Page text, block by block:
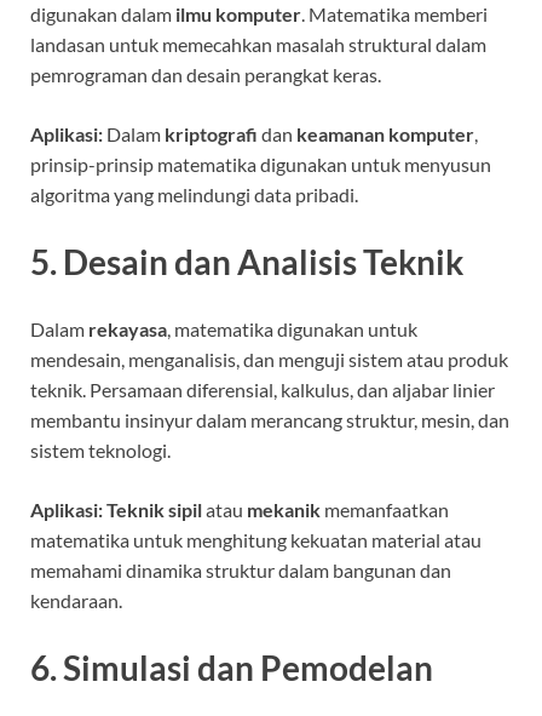
digunakan dalam ilmu komputer. Matematika memberi
landasan untuk memecahkan masalah struktural dalam
pemrograman dan desain perangkat keras.
Aplikasi: Dalam kriptografi dan keamanan komputer,
prinsip-prinsip matematika digunakan untuk menyusun
algoritma yang melindungi data pribadi.
5. Desain dan Analisis Teknik
Dalam rekayasa, matematika digunakan untuk
mendesain, menganalisis, dan menguji sistem atau produk
teknik. Persamaan diferensial, kalkulus, dan aljabar linier
membantu insinyur dalam merancang struktur, mesin, dan
sistem teknologi.
Aplikasi:Teknik sipilatau mekanik memanfaatkan
matematika untuk menghitung kekuatan material atau
memahami dinamika struktur dalam bangunan dan
kendaraan.
6. Simulasi dan Pemodelan